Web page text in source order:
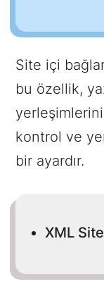
Site içi
bu özellik,
kontrol ve
bir ayardır.
XML